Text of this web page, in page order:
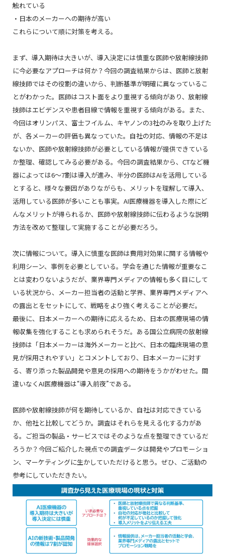
触れている
・日本のメーカーへの期待が高い
これらについて順に対策を考える。
まず、導入期待は大きいが、導入決定には慎重な医師や放射線技師
に今必要なアプローチは何か？今回の調査結果からは、医師と放射
線技師ではその役割の違いから、判断基準が明確に異なっているこ
とがわかった。医師はコスト面をより重視する傾向があり、放射線
技師はエビデンスや患者目線で情報を重視する傾向がある。また、
今回はオリンパス、富士フイルム、キヤノンの3社のみを取り上げた
が、各メーカーの評価も異なっていた。自社の対応、情報の不足は
ないか、医師や放射線技師が必要としている情報が提供できている
か整理、確認してみる必要がある。今回の調査結果から、CTなど機
器によっては6～7割は導入が進み、半分の医師はAIを活用している
とすると、様々な要因がありながらも、メリットを理解して導入、
活用している医師が多いことも事実。AI医療機器を導入した際にど
んなメリットが得られるか、医師や放射線技師に伝わるような説明
方法を改めて整理して実施することが必要だろう。
次に情報について。導入に慎重な医師は費用対効果に関する情報や
利用シーン、事例を必要としている。学会を通じた情報が重要なこ
とは変わりないようだが、業界専門メディアの情報も多く目にして
いる状況から、メーカー担当者の活動と学界、業界専門メディアへ
の露出とをセットにして、戦略をより強く考えることが必要だ。
最後に、日本メーカーへの期待に応えるため、日本の医療現場の情
報収集を強化することも求められそうだ。ある国公立病院の放射線
技師は「日本メーカーは海外メーカーと比べ、日本の臨床現場の意
見が採用されやすい」とコメントしており、日本メーカーに対す
る、寄り添った製品開発や意見の採用への期待をうかがわせた。間
違いなくAI医療機器は“導入前夜”である。
医師や放射線技師が何を期待しているか、自社は対応できている
か、他社と比較してどうか。調査はそれらを見える化する力があ
る。ご担当の製品・サービスではそのような点を整理できているだ
ろうか？今回ご紹介した視点での調査データは開発やプロモーショ
ン、マーケティングに生かしていただけると思う。ぜひ、ご活動の
参考にしていただきたい。